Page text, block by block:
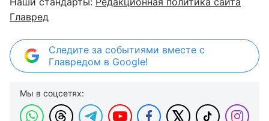
Главред
Следите за событиями вместе с
Главредом в Google!
Мы в соцсетях: